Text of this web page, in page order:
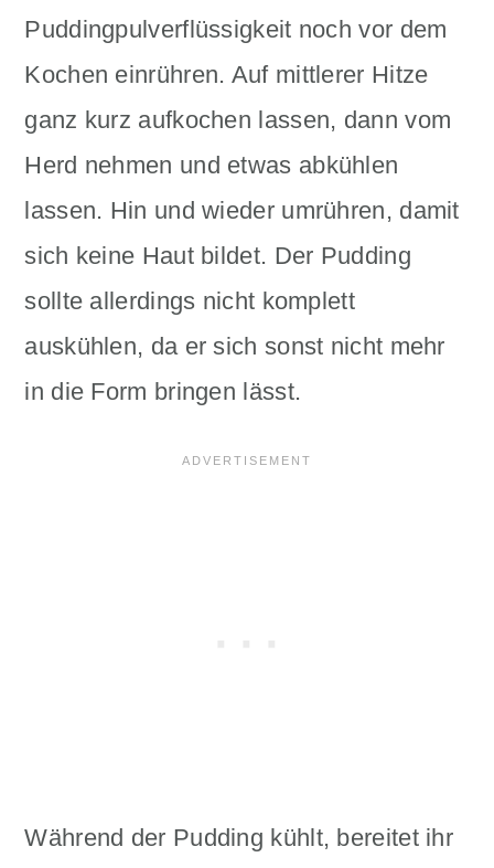
Puddingpulverflüssigkeit noch vor dem
Kochen einrühren. Auf mittlerer Hitze
ganz kurz aufkochen lassen, dann vom
Herd nehmen und etwas abkühlen
lassen. Hin und wieder umrühren, damit
sich keine Haut bildet. Der Pudding
sollte allerdings nicht komplett
auskühlen, da er sich sonst nicht mehr
in die Form bringen lässt.
Während der Pudding kühlt, bereitet ihr